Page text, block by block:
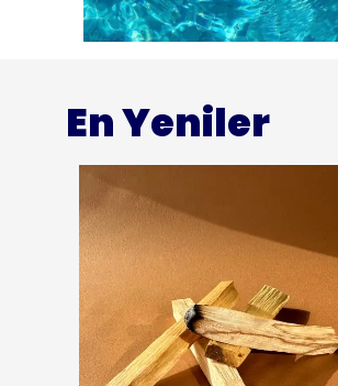
En Yeniler